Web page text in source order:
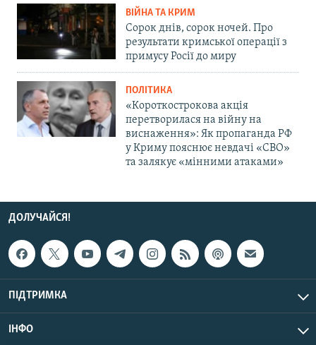
ВІЙНА ТА КРИМ
Сорок днів, сорок ночей. Про
результати кримської операції з
примусу Росії до миру
ПОЛІТИКА
«Короткострокова акція
перетворилася на війну на
виснаження»: Як пропаганда РФ
у Криму пояснює невдачі «СВО»
та залякує «мінними атаками»
ДОЛУЧАЙСЯ!
ПІДТРИМКА
ІНФО